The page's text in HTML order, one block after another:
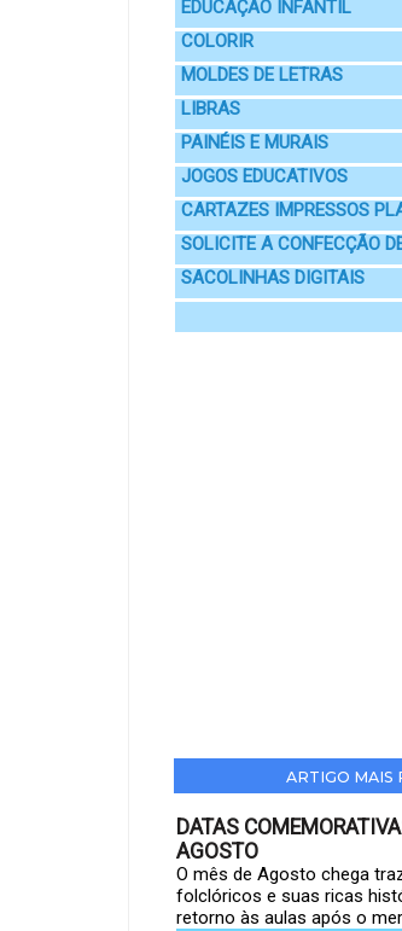
EDUCAÇÃO INFANTIL
COLORIR
MOLDES DE LETRAS
LIBRAS
PAINÉIS E MURAIS
JOGOS EDUCATIVOS
CARTAZES IMPRESSOS
SOLICITE A CONFECÇÃO
SACOLINHAS DIGITAIS
ARTIGO MAIS
DATAS
AGOSTO
O mês de Agosto chega
folclóricos e suas ricas
retorno às aulas após o